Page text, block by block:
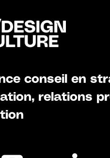
conseil en
relations